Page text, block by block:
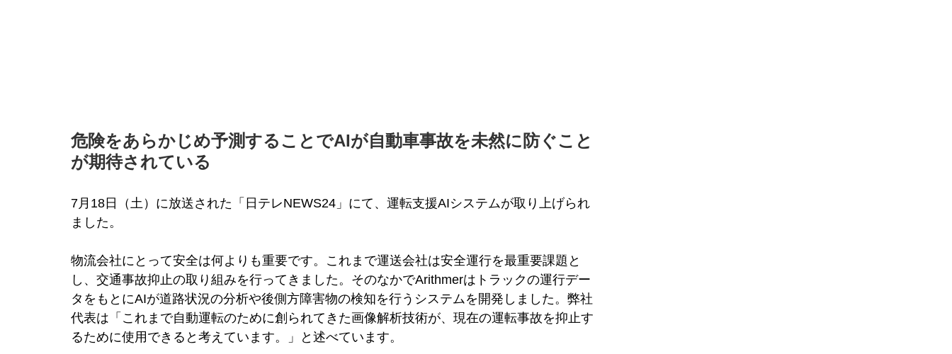
危険をあらかじめ予測することでAIが自動車事故を未然に防ぐこと
が期待されている
7月18日（土）に放送された「日テレNEWS24」にて、運転支援AIシステムが取り上げられ
ました。
物流会社にとって安全は何よりも重要です。これまで運送会社は安全運行を最重要課題と
し、交通事故抑止の取り組みを行ってきました。そのなかでArithmerはトラックの運行デー
タをもとにAIが道路状況の分析や後側方障害物の検知を行うシステムを開発しました。弊社
代表は「これまで自動運転のために創られてきた画像解析技術が、現在の運転事故を抑止す
るために使用できると考えています。」と述べています。